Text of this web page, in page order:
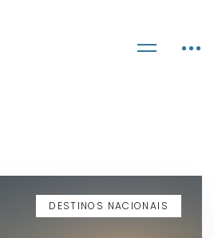
DESTINOS NACIONAIS